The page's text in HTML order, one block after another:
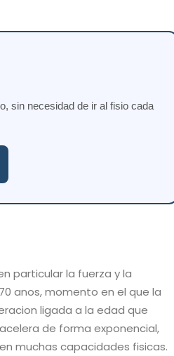
sin necesidad de ir al fisio cada
particular la fuerza y la
anos, momento en el que la
ligada a la edad que
de forma exponencial,
muchas capacidades fisicas.